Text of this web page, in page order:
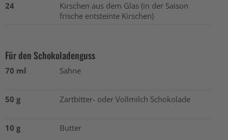
24
Kirschen aus dem Glas (in der Saison
frische entsteinte Kirschen)
Für den Schokoladenguss
70 ml Sahne
50 g Zartbitter- oder Vollmilch Schokolade
10 g Butter